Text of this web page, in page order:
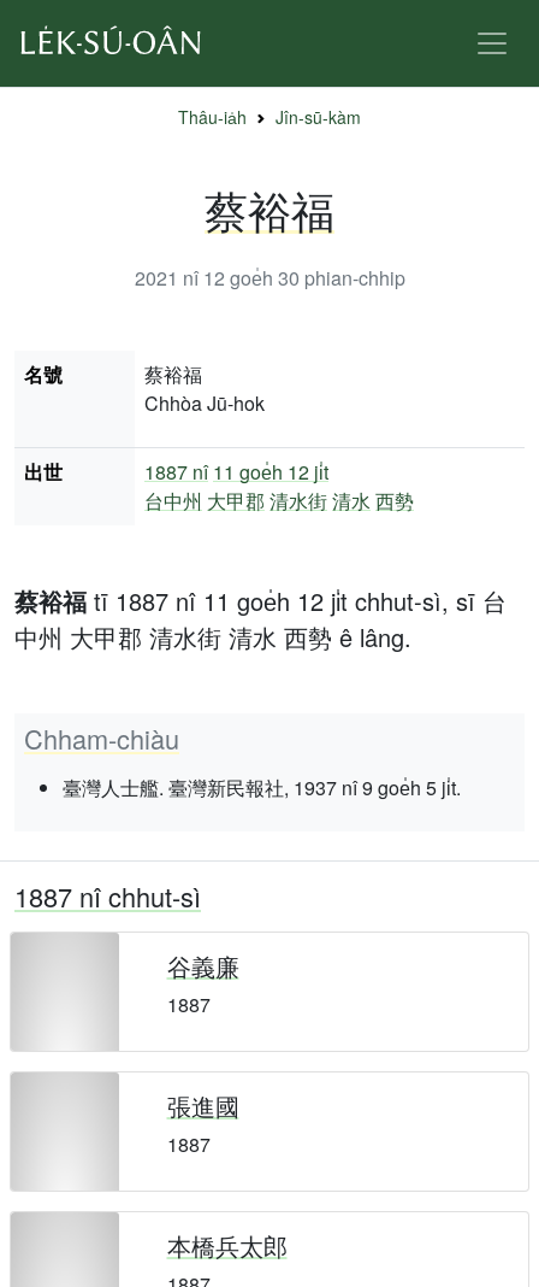
Thâu-ia̍h Jîn-sū-kàm
蔡裕福
2021 nî 12 goe̍h 30 phian-chhip
蔡裕福 tī 1887 nî 11 goe̍h 12 ji̍t chhut-sì, sī 台
中州 大甲郡 清水街 清水 西勢 ê lâng.
Chham-chiàu
臺灣人士艦. 臺灣新民報社, 1937 nî 9 goe̍h 5 ji̍t.
名號
蔡裕福
Chhòa Jū-hok
出世 1887 nî 11 goe̍h 12 ji̍t
台中州 大甲郡 清水街清水 西勢
1887 nî chhut-sì
谷義廉
1887
張進國
1887
本橋兵太郎